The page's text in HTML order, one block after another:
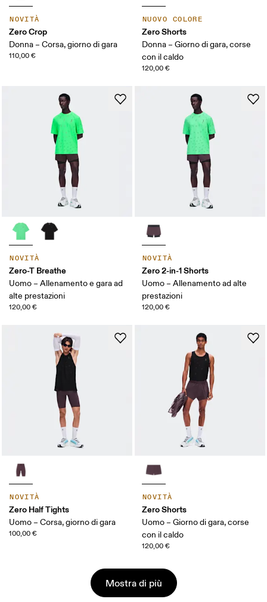
NOVITÀ
Zero Crop
Donna – Corsa, giorno di gara
110,00 €
NUOVO COLORE
Zero Shorts
Donna – Giorno di gara, corse
con il caldo
120,00 €
NOVITÀ
Zero-T Breathe
Uomo – Allenamento e gara ad
alte prestazioni
120,00 €
NOVITÀ
Zero 2-in-1 Shorts
Uomo – Allenamento ad alte
prestazioni
120,00 €
NOVITÀ
Zero Half Tights
Uomo – Corsa, giorno di gara
100,00 €
NOVITÀ
Zero Shorts
Uomo – Giorno di gara, corse
con il caldo
120,00 €
Mostra di più